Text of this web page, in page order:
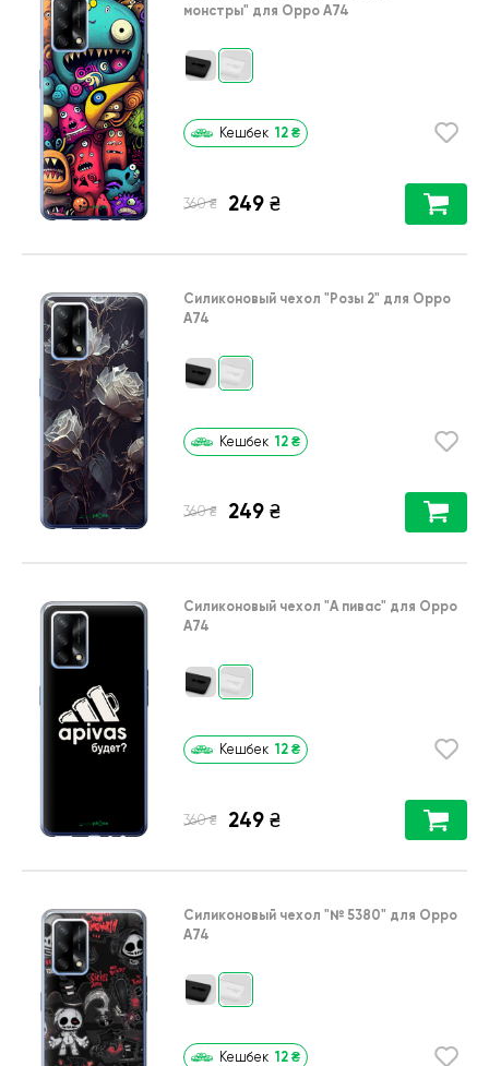
монстры" для Oppo A74
Кешбек 12 ₴
360 ₴ 249 ₴
Силиконовый чехол "Розы 2" для Oppo
A74
Кешбек 12 ₴
360 ₴ 249 ₴
Силиконовый чехол "А пивас" для Oppo
A74
Кешбек 12 ₴
360 ₴ 249 ₴
Силиконовый чехол "№ 5380" для Oppo
A74
Кешбек 12 ₴